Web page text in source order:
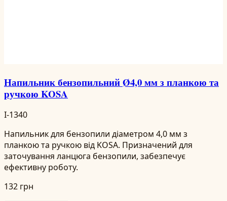
Напильник бензопильний Ø4,0 мм з планкою та
ручкою KOSA
I-1340
Напильник для бензопили діаметром 4,0 мм з
планкою та ручкою від KOSA. Призначений для
заточування ланцюга бензопили, забезпечує
ефективну роботу.
132 грн